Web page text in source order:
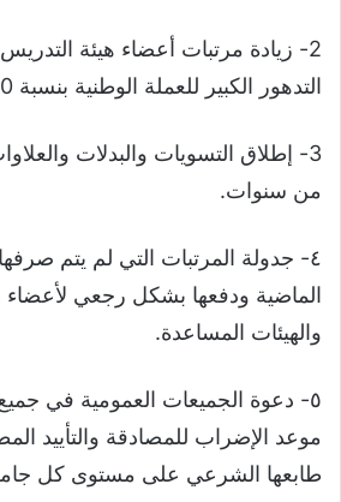
2- زيادة مرتبات أعضاء هيئة
التدهور الكبير للعملة الوطنية بنسبة 200٪.
3- إطلاق التسويات والبدلات
من سنوات.
٤- جدولة المرتبات التي لم يتم
الماضية ودفعها بشكل رجعي لأعضاء
والهيئات المساعدة.
٥- دعوة الجميعات العمومية في
موعد الإضراب للمصادقة والتأييد
طابعها الشرعي على مستوى كل